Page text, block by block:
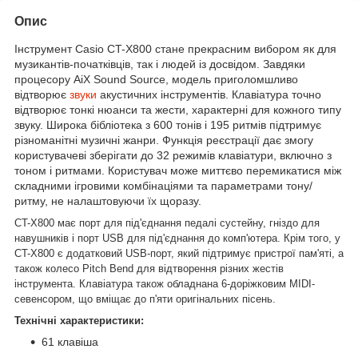
Опис
Інструмент Casio CT-X800 стане прекрасним вибором як для
музикантів-початківців, так і людей із досвідом. Завдяки
процесору AiX Sound Source, модель приголомшливо
відтворює звуки акустичних інструментів. Клавіатура точно
відтворює тонкі нюанси та жести, характерні для кожного типу
звуку. Широка бібліотека з 600 тонів і 195 ритмів підтримує
різноманітні музичні жанри. Функція реєстрації дає змогу
користувачеві зберігати до 32 режимів клавіатури, включно з
тоном і ритмами. Користувач може миттєво перемикатися між
складними ігровими комбінаціями та параметрами тону/
ритму, не налаштовуючи їх щоразу.
CT-X800 має порт для під'єднання педалі сустейну, гніздо для
навушників і порт USB для під'єднання до комп'ютера. Крім того, у
CT-X800 є додатковий USB-порт, який підтримує пристрої пам'яті, а
також колесо Pitch Bend для відтворення різних жестів
інструмента. Клавіатура також обладнана 6-доріжковим MIDI-
севенсором, що вміщає до п'яти оригінальних пісень.
Технічні характеристики:
61 клавіша